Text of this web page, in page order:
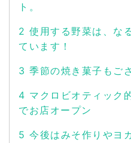
ト。
2 使用する野菜は、な
ています！
3 季節の焼き菓子もご
4 マクロビオティック
でお店オープン
5 今後はみそ作りやヨ